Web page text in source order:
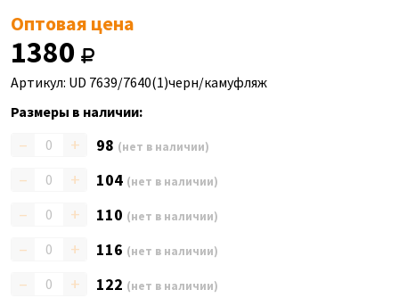
Оптовая цена
1380
Артикул: UD 7639/7640(1)черн/камуфляж
Размеры в наличии:
– + 98 (нет в наличии)
– + 104 (нет в наличии)
– + 110 (нет в наличии)
– + 116 (нет в наличии)
– + 122 (нет в наличии)